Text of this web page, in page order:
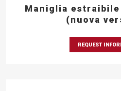
Maniglia estraibile
(nuova
REQUEST